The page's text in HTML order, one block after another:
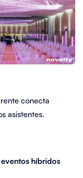
conecta
asistentes.
híbridos